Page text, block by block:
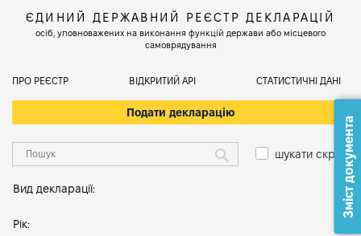
ЄДИНИЙ ДЕРЖАВНИЙ РЕЄСТР ДЕКЛАРАЦІЙ
осіб, уповноважених на виконання функцій держави або місцевого
самоврядування
ПРО РЕЄСТР ВІДКРИТИЙ АРІ СТАТИСТИЧНІ ДАНІ
Подати декларацію
шукати скрізь
Вид декларації:
Рік:
Зміст документа